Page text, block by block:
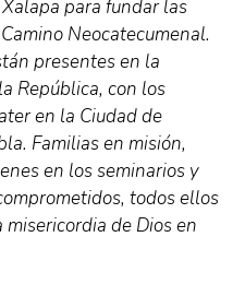
para fundar las
Neocatecumenal.
presentes en la
República, con los
en la Ciudad de
Familias en misión,
en los seminarios y
todos ellos
de Dios en